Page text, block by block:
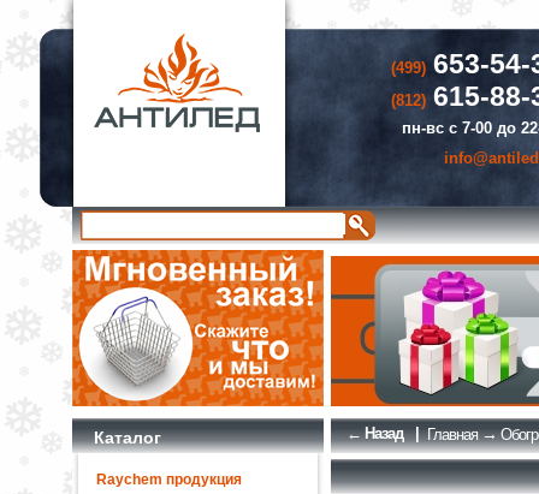
(499)653-54-
(812)615-88-
пн-вс с 7-00 до
Каталог
Raychem продукция
← Назад | Главная→